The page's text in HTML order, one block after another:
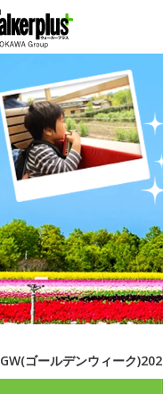
GW(ゴールデンウィーク